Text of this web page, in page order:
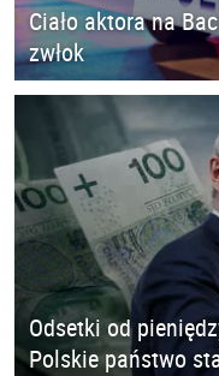
Ciało aktora na
zwłok
Odsetki od
Polskie państwo